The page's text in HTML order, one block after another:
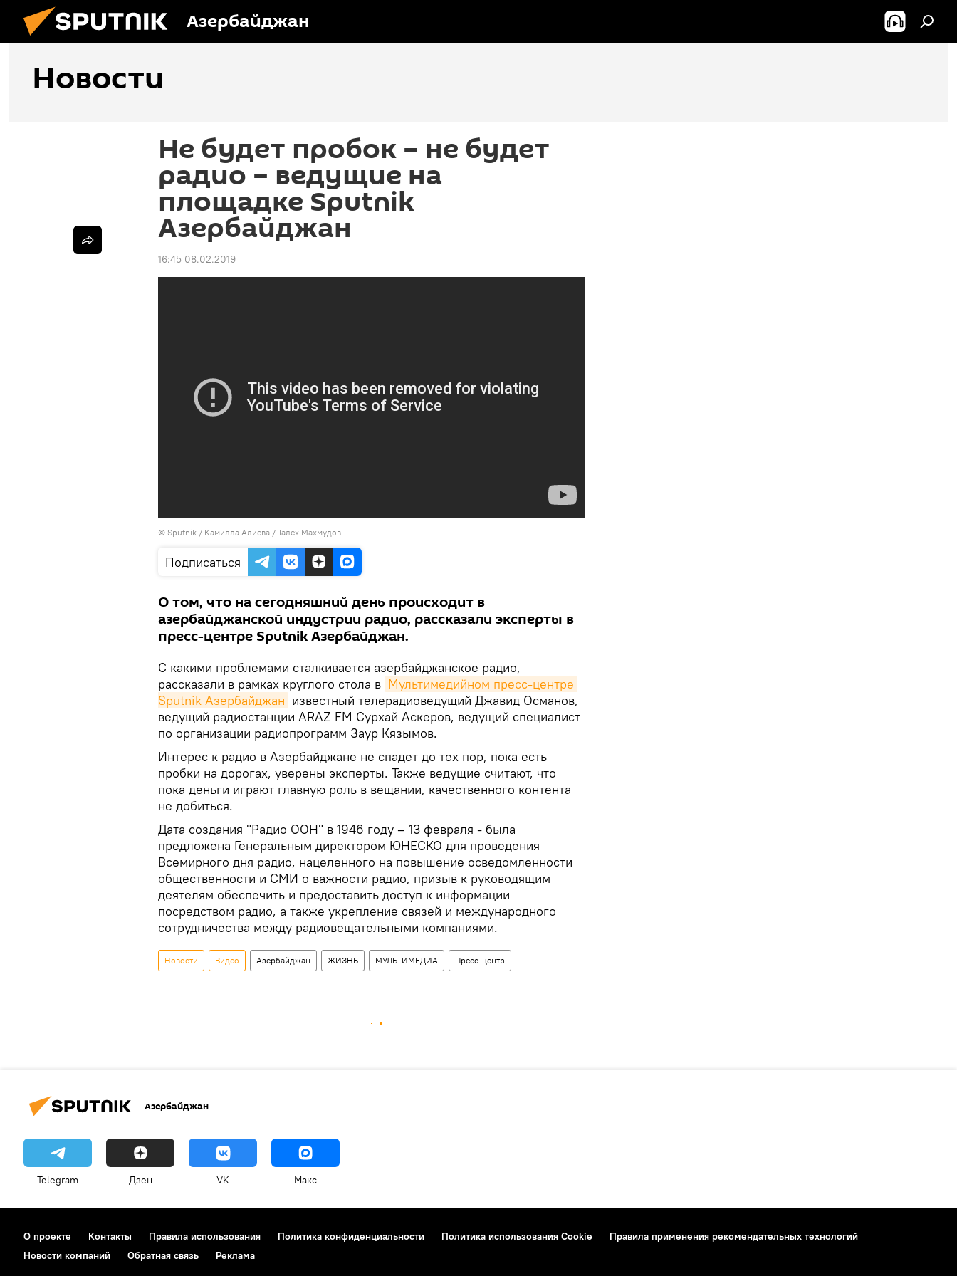
Азербайджан
Новости
Не будет пробок – не будет
радио – ведущие на
площадке Sputnik
Азербайджан
16:45 08.02.2019
© Sputnik / Камилла Алиева / Талех Махмудов
Подписаться
О том, что на сегодняшний день происходит в
азербайджанской индустрии радио, рассказали эксперты в
пресс-центре Sputnik Азербайджан.
С какими проблемами сталкивается азербайджанское радио,
рассказали в рамках круглого стола в Мультимедийном пресс-центре
Sputnik Азербайджан известный телерадиоведущий Джавид Османов,
ведущий радиостанции ARAZ FM Сурхай Аскеров, ведущий специалист
по организации радиопрограмм Заур Кязымов.
Интерес к радио в Азербайджане не спадет до тех пор, пока есть
пробки на дорогах, уверены эксперты. Также ведущие считают, что
пока деньги играют главную роль в вещании, качественного контента
не добиться.
Дата создания "Радио ООН" в 1946 году – 13 февраля - была
предложена Генеральным директором ЮНЕСКО для проведения
Всемирного дня радио, нацеленного на повышение осведомленности
общественности и СМИ о важности радио, призыв к руководящим
деятелям обеспечить и предоставить доступ к информации
посредством радио, а также укрепление связей и международного
сотрудничества между радиовещательными компаниями.
Новости Видео Азербайджан ЖИЗНЬ МУЛЬТИМЕДИА Пресс-центр
Азербайджан
Telegram Дзен VK Макс
О проекте Контакты Правила использования Политика конфиденциальности Политика использования Cookie
Правила применения рекомендательных технологий
Новости компаний
Обратная связь Реклама